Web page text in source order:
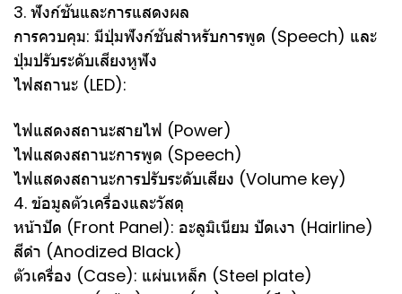
3. ฟังก์ชันและการแสดงผล
การควบคุม: มีปุ่มฟังก์ชันสำหรับการพูด (Speech) และ
ปุ่มปรับระดับเสียงหูฟัง
ไฟสถานะ (LED):
ไฟแสดงสถานะสายไฟ (Power)
ไฟแสดงสถานะการพูด (Speech)
ไฟแสดงสถานะการปรับระดับเสียง (Volume key)
4. ข้อมูลตัวเครื่องและวัสดุ
หน้าปัด (Front Panel): อะลูมิเนียม ปัดเงา (Hairline)
สีดำ (Anodized Black)
ตัวเครื่อง (Case): แผ่นเหล็ก (Steel plate)